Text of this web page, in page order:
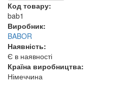
Код товару:
bab1
Виробник:
BABOR
Наявність:
Є в наявності
Країна виробництва:
Німеччина